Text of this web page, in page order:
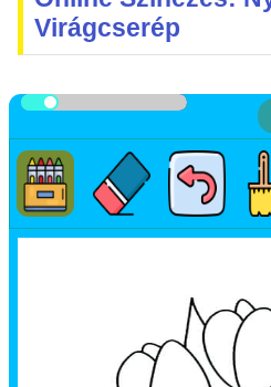
Virágcserép